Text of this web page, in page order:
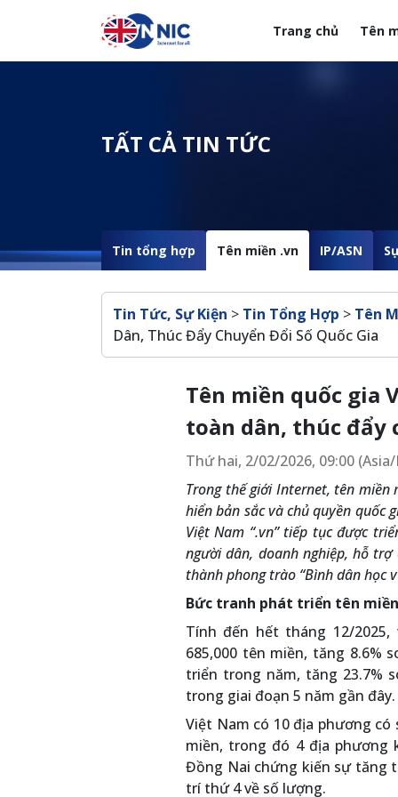
Nhảy đến nội dung
Trang chủ Tên
Menuheader của
TẤT CẢ TIN TỨC
Tin tổng hợp Tên miền .vn IP/ASN
Breadcrumb
Tin Tức, Sự Kiện > Tin Tổng Hợp > Tên
Dân, Thúc Đẩy Chuyển Đổi Số Quốc Gia
Tên miền quốc gia
toàn dân, thúc đẩy
Thứ hai, 2/02/2026, 09:00
Trong thế giới Internet, tên
hiển bản sắc và chủ quyền quốc
Việt Nam “.vn” tiếp tục được
người dân, doanh nghiệp, hỗ
thành phong trào “Bình dân học
Bức tranh phát triển tên
Tính đến hết tháng 12/
685,000 tên miền, tăng 8.6%
triển trong năm, tăng 23.7%
trong giai đoạn 5 năm gần đây.
Việt Nam có 10 địa phương
miền, trong đó 4 địa phương
Đồng Nai chứng kiến sự tăng
trí thứ 4 về số lượng.